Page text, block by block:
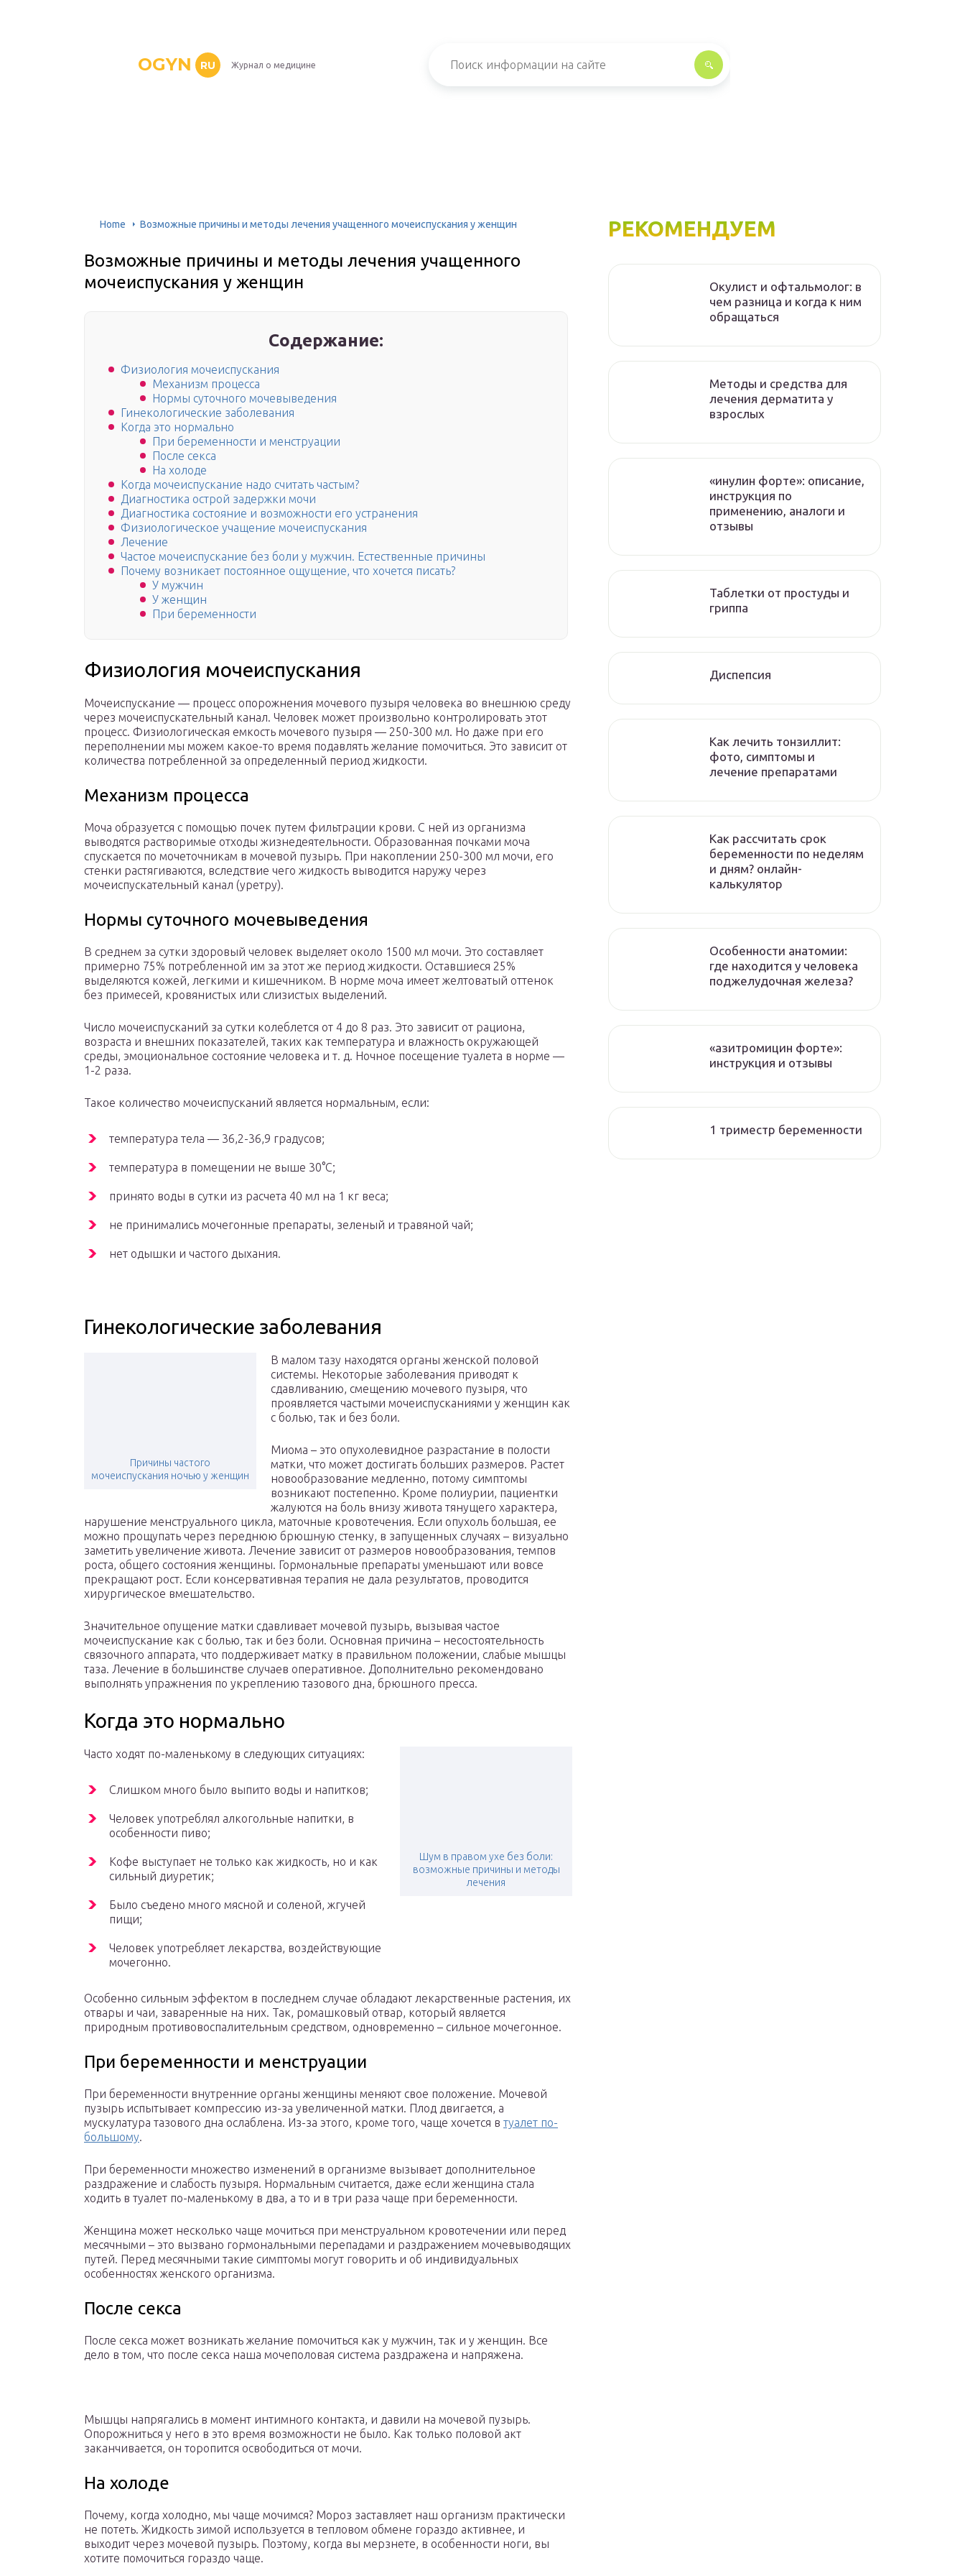
OGYN RU Журнал о медицине
Home Возможные причины и методы лечения учащенного мочеиспускания у женщин
Возможные причины и методы лечения учащенного
мочеиспускания у женщин
Содержание:
Физиология мочеиспускания
Механизм процесса
Нормы суточного мочевыведения
Гинекологические заболевания
Когда это нормально
При беременности и менструации
После секса
На холоде
Когда мочеиспускание надо считать частым?
Диагностика острой задержки мочи
Диагностика состояние и возможности его устранения
Физиологическое учащение мочеиспускания
Лечение
Частое мочеиспускание без боли у мужчин. Естественные причины
Почему возникает постоянное ощущение, что хочется писать?
У мужчин
У женщин
При беременности
Физиология мочеиспускания
Мочеиспускание — процесс опорожнения мочевого пузыря человека во внешнюю среду
через мочеиспускательный канал. Человек может произвольно контролировать этот
процесс. Физиологическая емкость мочевого пузыря — 250-300 мл. Но даже при его
переполнении мы можем какое-то время подавлять желание помочиться. Это зависит от
количества потребленной за определенный период жидкости.
Механизм процесса
Моча образуется с помощью почек путем фильтрации крови. С ней из организма
выводятся растворимые отходы жизнедеятельности. Образованная почками моча
спускается по мочеточникам в мочевой пузырь. При накоплении 250-300 мл мочи, его
стенки растягиваются, вследствие чего жидкость выводится наружу через
мочеиспускательный канал (уретру).
Нормы суточного мочевыведения
В среднем за сутки здоровый человек выделяет около 1500 мл мочи. Это составляет
примерно 75% потребленной им за этот же период жидкости. Оставшиеся 25%
выделяются кожей, легкими и кишечником. В норме моча имеет желтоватый оттенок
без примесей, кровянистых или слизистых выделений.
Число мочеиспусканий за сутки колеблется от 4 до 8 раз. Это зависит от рациона,
возраста и внешних показателей, таких как температура и влажность окружающей
среды, эмоциональное состояние человека и т. д. Ночное посещение туалета в норме —
1-2 раза.
Такое количество мочеиспусканий является нормальным, если:
температура тела — 36,2-36,9 градусов;
температура в помещении не выше 30°С;
принято воды в сутки из расчета 40 мл на 1 кг веса;
не принимались мочегонные препараты, зеленый и травяной чай;
нет одышки и частого дыхания.
Гинекологические заболевания
Причины частого
мочеиспускания ночью у женщин
В малом тазу находятся органы женской половой
системы. Некоторые заболевания приводят к
сдавливанию, смещению мочевого пузыря, что
проявляется частыми мочеиспусканиями у женщин как
с болью, так и без боли.
Миома – это опухолевидное разрастание в полости
матки, что может достигать больших размеров. Растет
новообразование медленно, потому симптомы
возникают постепенно. Кроме полиурии, пациентки
жалуются на боль внизу живота тянущего характера,
нарушение менструального цикла, маточные кровотечения. Если опухоль большая, ее
можно прощупать через переднюю брюшную стенку, в запущенных случаях – визуально
заметить увеличение живота. Лечение зависит от размеров новообразования, темпов
роста, общего состояния женщины. Гормональные препараты уменьшают или вовсе
прекращают рост. Если консервативная терапия не дала результатов, проводится
хирургическое вмешательство.
Значительное опущение матки сдавливает мочевой пузырь, вызывая частое
мочеиспускание как с болью, так и без боли. Основная причина – несостоятельность
связочного аппарата, что поддерживает матку в правильном положении, слабые мышцы
таза. Лечение в большинстве случаев оперативное. Дополнительно рекомендовано
выполнять упражнения по укреплению тазового дна, брюшного пресса.
Когда это нормально
Шум в правом ухе без боли:
возможные причины и методы
лечения
Часто ходят по-маленькому в следующих ситуациях:
Слишком много было выпито воды и напитков;
Человек употреблял алкогольные напитки, в
особенности пиво;
Кофе выступает не только как жидкость, но и как
сильный диуретик;
Было съедено много мясной и соленой, жгучей
пищи;
Человек употребляет лекарства, воздействующие
мочегонно.
Особенно сильным эффектом в последнем случае обладают лекарственные растения, их
отвары и чаи, заваренные на них. Так, ромашковый отвар, который является
природным противовоспалительным средством, одновременно – сильное мочегонное.
При беременности и менструации
При беременности внутренние органы женщины меняют свое положение. Мочевой
пузырь испытывает компрессию из-за увеличенной матки. Плод двигается, а
мускулатура тазового дна ослаблена. Из-за этого, кроме того, чаще хочется в туалет по-
большому.
При беременности множество изменений в организме вызывает дополнительное
раздражение и слабость пузыря. Нормальным считается, даже если женщина стала
ходить в туалет по-маленькому в два, а то и в три раза чаще при беременности.
Женщина может несколько чаще мочиться при менструальном кровотечении или перед
месячными – это вызвано гормональными перепадами и раздражением мочевыводящих
путей. Перед месячными такие симптомы могут говорить и об индивидуальных
особенностях женского организма.
После секса
После секса может возникать желание помочиться как у мужчин, так и у женщин. Все
дело в том, что после секса наша мочеполовая система раздражена и напряжена.
Мышцы напрягались в момент интимного контакта, и давили на мочевой пузырь.
Опорожниться у него в это время возможности не было. Как только половой акт
заканчивается, он торопится освободиться от мочи.
На холоде
Почему, когда холодно, мы чаще мочимся? Мороз заставляет наш организм практически
не потеть. Жидкость зимой используется в тепловом обмене гораздо активнее, и
выходит через мочевой пузырь. Поэтому, когда вы мерзнете, в особенности ноги, вы
хотите помочиться гораздо чаще.
РЕКОМЕНДУЕМ
Окулист и офтальмолог: в
чем разница и когда к ним
обращаться
Методы и средства для
лечения дерматита у
взрослых
«инулин форте»: описание,
инструкция по
применению, аналоги и
отзывы
Таблетки от простуды и
гриппа
Диспепсия
Как лечить тонзиллит:
фото, симптомы и
лечение препаратами
Как рассчитать срок
беременности по неделям
и дням? онлайн-
калькулятор
Особенности анатомии:
где находится у человека
поджелудочная железа?
«азитромицин форте»:
инструкция и отзывы
1 триместр беременности